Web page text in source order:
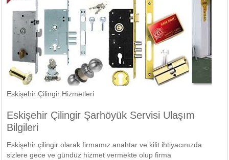
Eskişehir Çilingir Hizmetleri
Eskişehir Çilingir Şarhöyük Servisi Ulaşım
Bilgileri
Eskişehir çilingir olarak firmamız anahtar ve kilit ihtiyacınızda
sizlere gece ve gündüz hizmet vermekte olup firma